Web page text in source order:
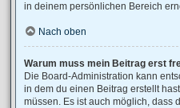
in deinem persönlichen Bereich
Nach oben
Warum muss mein Beitrag erst
Die Board-Administration kann
in dem du einen Beitrag erstellt
müssen. Es ist auch möglich, dass